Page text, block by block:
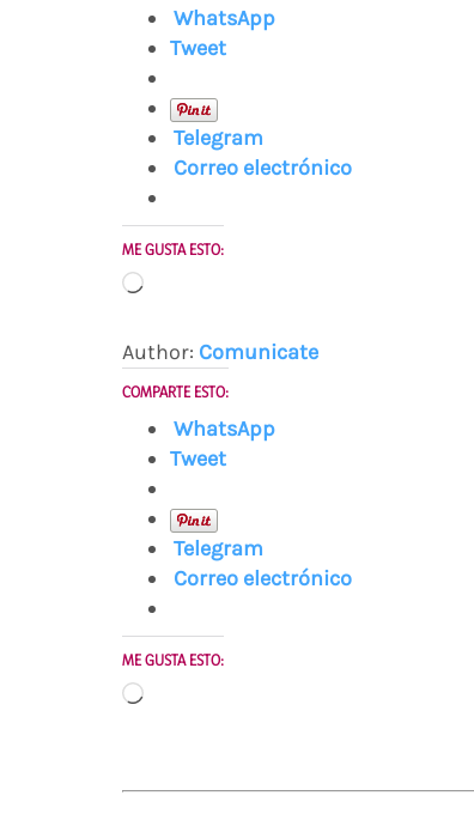
WhatsApp
Tweet
Telegram
Correo electrónico
ME GUSTA ESTO:
Cargando...
Author: Comunicate
COMPARTE ESTO:
WhatsApp
Tweet
Telegram
Correo electrónico
ME GUSTA ESTO:
Cargando...